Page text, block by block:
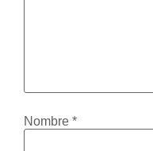
Nombre *